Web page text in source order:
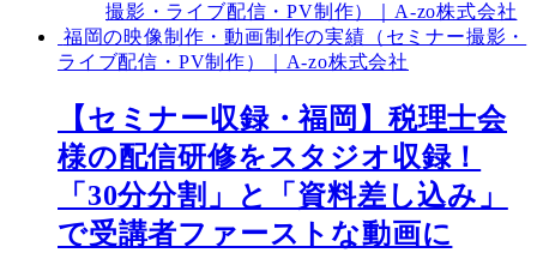
撮影・ライブ配信・PV制作）｜A-zo株式会社
福岡の映像制作・動画制作の実績（セミナー撮影・
ライブ配信・PV制作）｜A-zo株式会社
【セミナー収録・福岡】税理士会
様の配信研修をスタジオ収録！
「30分分割」と「資料差し込み」
で受講者ファーストな動画に